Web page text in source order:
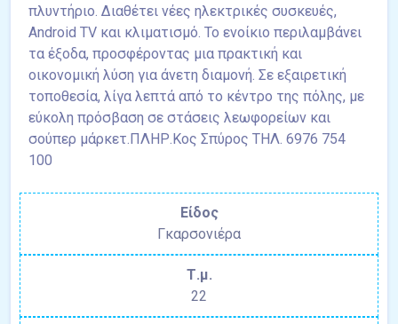
πλυντήριο. Διαθέτει νέες ηλεκτρικές συσκευές,
Android TV και κλιματισμό. Το ενοίκιο περιλαμβάνει
τα έξοδα, προσφέροντας μια πρακτική και
οικονομική λύση για άνετη διαμονή. Σε εξαιρετική
τοποθεσία, λίγα λεπτά από το κέντρο της πόλης, με
εύκολη πρόσβαση σε στάσεις λεωφορείων και
σούπερ μάρκετ.ΠΛΗΡ.Κος Σπύρος ΤΗΛ. 6976 754
100
Είδος
Γκαρσονιέρα
Τ.μ.
22